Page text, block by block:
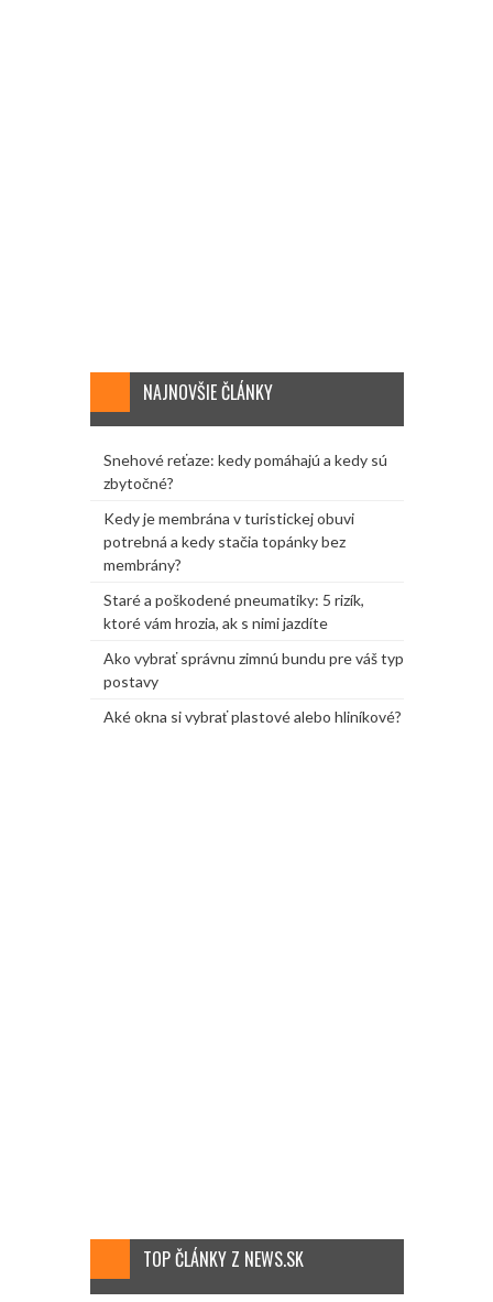
NAJNOVŠIE ČLÁNKY
Snehové reťaze: kedy pomáhajú a kedy sú
zbytočné?
Kedy je membrána v turistickej obuvi
potrebná a kedy stačia topánky bez
membrány?
Staré a poškodené pneumatiky: 5 rizík,
ktoré vám hrozia, ak s nimi jazdíte
Ako vybrať správnu zimnú bundu pre váš typ
postavy
Aké okna si vybrať plastové alebo hliníkové?
TOP ČLÁNKY Z NEWS.SK